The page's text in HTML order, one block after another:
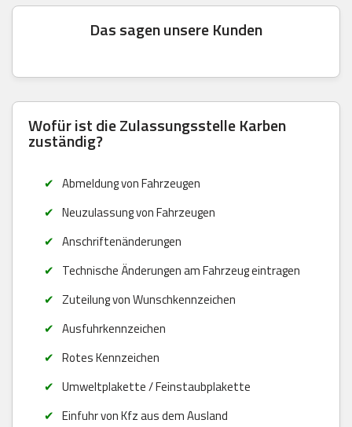
Das sagen unsere Kunden
Wofür ist die Zulassungsstelle Karben
zuständig?
Abmeldung von Fahrzeugen
Neuzulassung von Fahrzeugen
Anschriftenänderungen
Technische Änderungen am Fahrzeug eintragen
Zuteilung von Wunschkennzeichen
Ausfuhrkennzeichen
Rotes Kennzeichen
Umweltplakette / Feinstaubplakette
Einfuhr von Kfz aus dem Ausland